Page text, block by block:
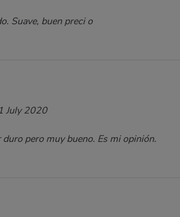
Suave, buen preci o
July 2020
pero muy bueno. Es mi opinión.